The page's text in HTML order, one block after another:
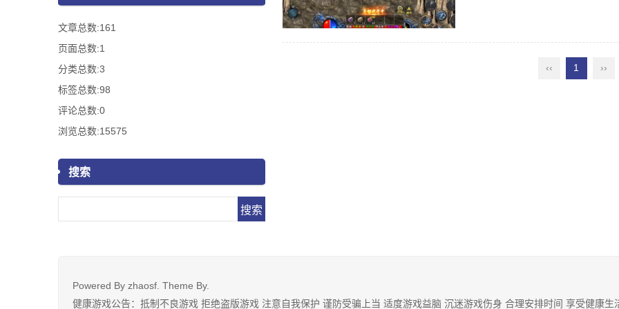
文章总数:161
页面总数:1
分类总数:3
标签总数:98
评论总数:0
浏览总数:15575
搜索
‹‹ 1 ››
Powered By zhaosf. Theme By.
健康游戏公告：抵制不良游戏 拒绝盗版游戏 注意自我保护 谨防受骗上当 适度游戏益脑 沉迷游戏伤身 合理安排时间 享受健康生